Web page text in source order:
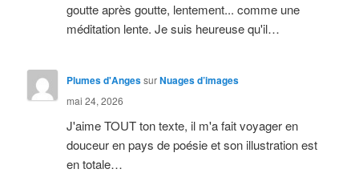
goutte après goutte, lentement... comme une
méditation lente. Je suis heureuse qu'il…
Plumes d'AngessurNuages d’images
mai 24, 2026
J'aime TOUT ton texte, il m'a fait voyager en
douceur en pays de poésie et son illustration est
en totale…